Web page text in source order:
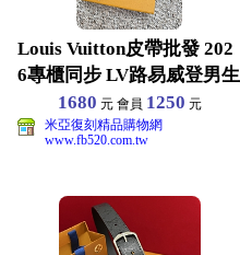
Louis Vuitton皮帶批發 202
6專櫃同步 LV路易威登男生
1680 元 會員 1250 元
米亞復刻精品購物網
www.fb520.com.tw